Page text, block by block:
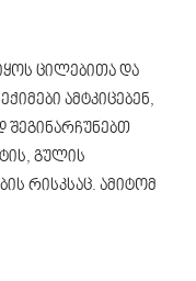
ცილებითა და
ამტკიცებენ,
გულის
რისკსაც. ამიტომ